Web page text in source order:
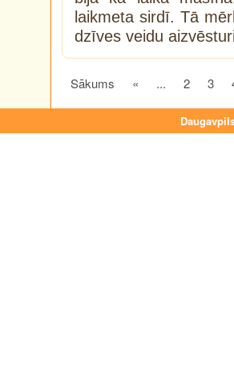
laikmeta sirdī. Tā
dzīves veidu
Sākums « ... 2 3